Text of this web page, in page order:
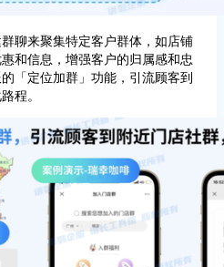
聊来聚集特定客户群体，如店铺
和信息，增强客户的归属感和忠
「定位加群」功能，引流顾客到
程。